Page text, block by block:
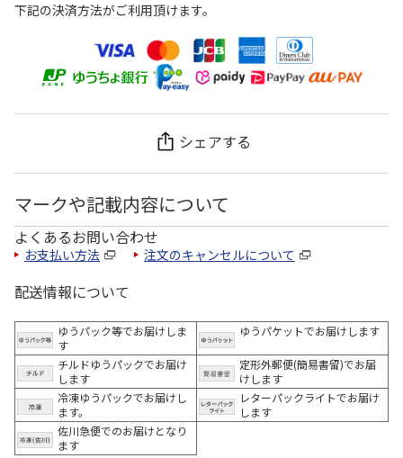
下記の決済方法がご利用頂けます。
シェアする
マークや記載内容について
よくあるお問い合わせ
お支払い方法 注文のキャンセルについて
配送情報について
ゆうパック等でお届けしま
す
ゆうパケットでお届けします
チルドゆうパックでお届け
します
定形外郵便(簡易書留)でお届
けします
冷凍ゆうパックでお届けし
ます。
レターパックライトでお届け
します
佐川急便でのお届けとなり
ます